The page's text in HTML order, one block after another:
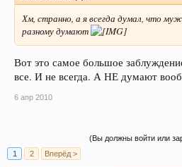
Хм, странно, а я всегда думал, что
разному думают
Вот это самое большое
все. И не всегда. А НЕ думают
6 апр 2010
(Вы должны войти или
1
2 Вперёд >